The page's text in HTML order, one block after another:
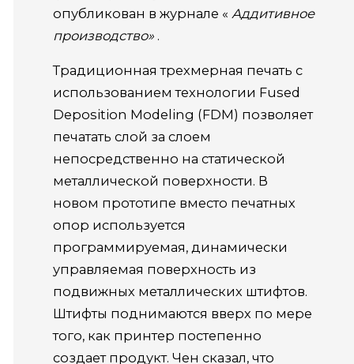
опубликован в журнале « Аддитивное
производство».
Традиционная трехмерная печать с
использованием технологии Fused
Deposition Modeling (FDM) позволяет
печатать слой за слоем
непосредственно на статической
металлической поверхности. В
новом прототипе вместо печатных
опор используется
программируемая, динамически
управляемая поверхность из
подвижных металлических штифтов.
Штифты поднимаются вверх по мере
того, как принтер постепенно
создает продукт. Чен сказал, что